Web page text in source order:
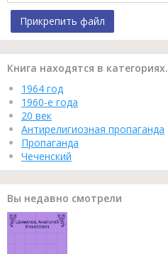
Прикрепить файл
Книга находятся в категориях.
1964 год
1960-е года
20 век
Антирелигиозная пропаганда
Пропаганда
Чеченский
Вы недавно смотрели